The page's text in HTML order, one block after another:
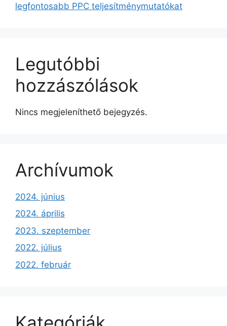
legfontosabb PPC teljesítménymutatókat
Legutóbbi
hozzászólások
Nincs megjeleníthető bejegyzés.
Archívumok
2024. június
2024. április
2023. szeptember
2022. július
2022. február